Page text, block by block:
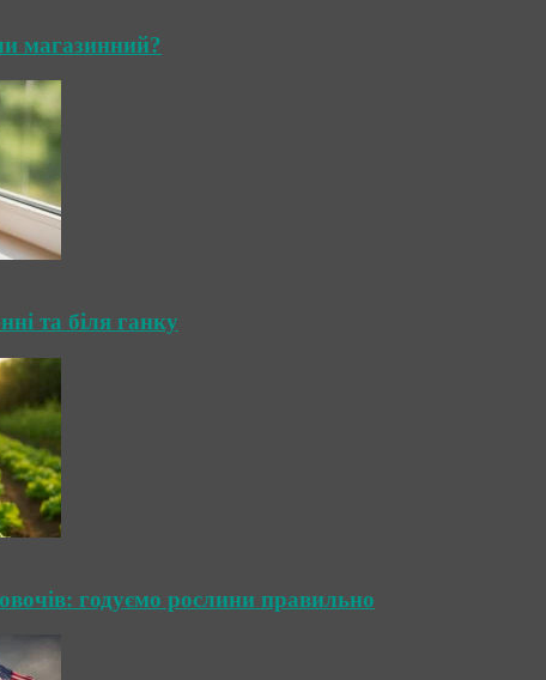
магазинний?
та біля ганку
годуємо рослини правильно